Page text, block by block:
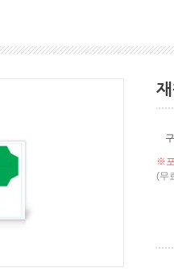
※
(무